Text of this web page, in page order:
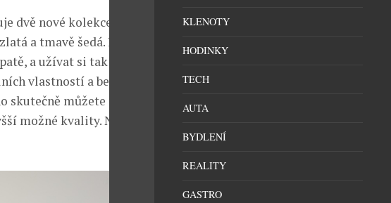
dvě nové kolekce z
a tmavě šedá. Ložní
a užívat si tak
vlastností a benefitů
skutečně můžete
možné kvality. Nové
KLENOTY
HODINKY
TECH
AUTA
BYDLENÍ
REALITY
GASTRO